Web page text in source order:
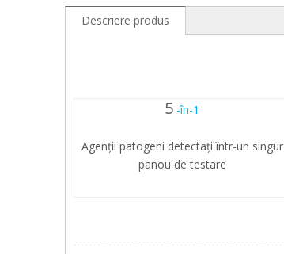
Descriere produs
5 -în-1
Agenții patogeni detectați într-un singur
panou de testare